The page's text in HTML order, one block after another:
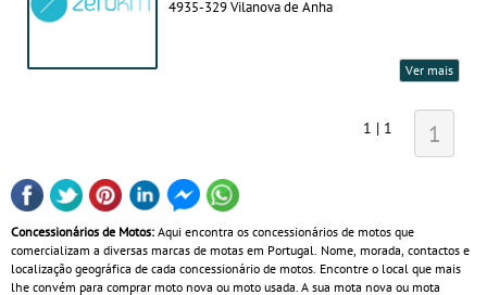
4935-329 Vilanova de Anha
Ver mais
1 | 1 1
Concessionários de Motos: Aqui encontra os concessionários de motos que
comercializam a diversas marcas de motas em Portugal. Nome, morada, contactos e
localização geográfica de cada concessionário de motos. Encontre o local que mais
lhe convém para comprar moto nova ou moto usada. A sua mota nova ou mota